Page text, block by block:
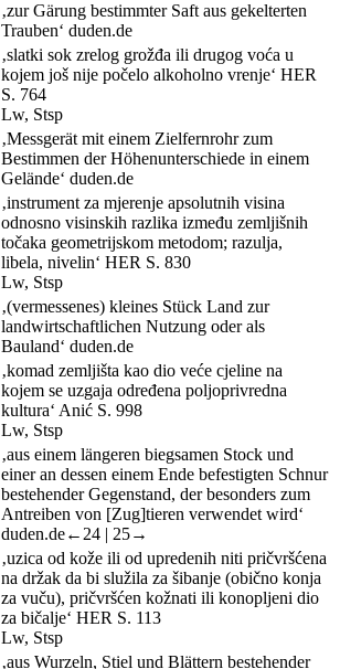
‚zur Gärung bestimmter Saft aus gekelterten
Trauben‘ duden.de
‚slatki sok zrelog grožđa ili drugog voća u
kojem još nije počelo alkoholno vrenje‘ HER
S. 764
Lw, Stsp
‚Messgerät mit einem Zielfernrohr zum
Bestimmen der Höhenunterschiede in einem
Gelände‘ duden.de
‚instrument za mjerenje apsolutnih visina
odnosno visinskih razlika između zemljišnih
točaka geometrijskom metodom; razulja,
libela, nivelin‘ HER S. 830
Lw, Stsp
‚(vermessenes) kleines Stück Land zur
landwirtschaftlichen Nutzung oder als
Bauland‘ duden.de
‚komad zemljišta kao dio veće cjeline na
kojem se uzgaja određena poljoprivredna
kultura‘ Anić S. 998
Lw, Stsp
‚aus einem längeren biegsamen Stock und
einer an dessen einem Ende befestigten Schnur
bestehender Gegenstand, der besonders zum
Antreiben von [Zug]tieren verwendet wird‘
duden.de←24 | 25→
‚uzica od kože ili od upredenih niti pričvršćena
na držak da bi služila za šibanje (obično konja
za vuču), pričvršćen kožnati ili konopljeni dio
za bičalje‘ HER S. 113
Lw, Stsp
‚aus Wurzeln, Stiel und Blättern bestehender